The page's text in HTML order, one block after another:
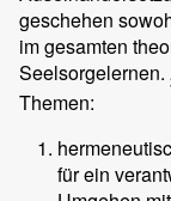
geschehen
im gesamten
Seelsorgelernen.
Themen:
für ein